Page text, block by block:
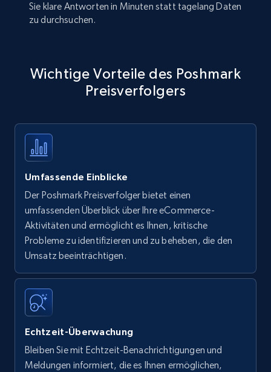
Sie klare Antworten in Minuten statt tagelang Daten
zu durchsuchen.
Wichtige Vorteile des Poshmark
Preisverfolgers
Umfassende Einblicke
Der Poshmark Preisverfolger bietet einen
umfassenden Überblick über Ihre eCommerce-
Aktivitäten und ermöglicht es Ihnen, kritische
Probleme zu identifizieren und zu beheben, die den
Umsatz beeinträchtigen.
Echtzeit-Überwachung
Bleiben Sie mit Echtzeit-Benachrichtigungen und
Meldungen informiert, die es Ihnen ermöglichen,